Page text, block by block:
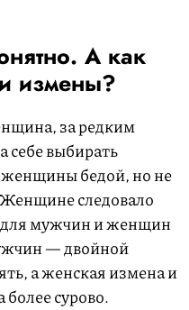
А как
измены?
за редким
себе выбирать
женщины бедой, но не
Женщине следовало
для мужчин и женщин
— двойной
а женская измена и
более сурово.